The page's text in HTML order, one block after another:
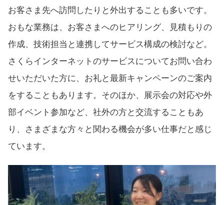
お客さま先へ訪問したりと外出することも多いです。
おもな業務は、お客さまへのヒアリング、見積もりの
作成、技術担当と連携してサービス構成の検討など。
さくらインターネットのサービスについてお問い合わ
せいただいた方に、お礼と最新キャンペーンのご案内
をすることもあります。そのほか、展示会の対応や外
部イベント参加など、社外の方と交流することもあ
り、さまざまな方々と関わる機会が多い仕事だと感じ
ています。